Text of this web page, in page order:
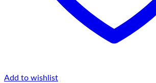
Add to wishlist